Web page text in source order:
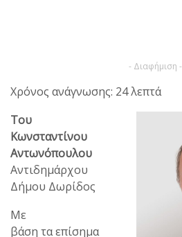
- Διαφήμιση -
Χρόνος ανάγνωσης: 24 λεπτά
Του
Κωνσταντίνου
Αντωνόπουλου
Αντιδημάρχου
Δήμου Δωρίδος
Με
βάση τα επίσημα